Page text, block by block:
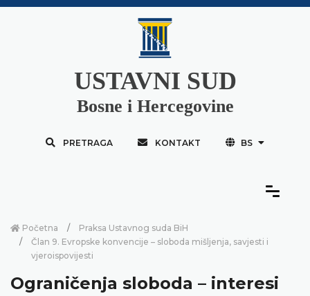
USTAVNI SUD
Bosne i Hercegovine
PRETRAGA KONTAKT BS
Početna
Praksa Ustavnog suda BiH
Član 9. Evropske konvencije – sloboda mišljenja, savjesti i
vjeroispovijesti
Ograničenja sloboda – interesi